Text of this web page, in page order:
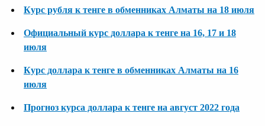
Курс рубля к тенге в обменниках Алматы на 18 июля
Официальный курс доллара к тенге на 16, 17 и 18
июля
Курс доллара к тенге в обменниках Алматы на 16
июля
Прогноз курса доллара к тенге на август 2022 года